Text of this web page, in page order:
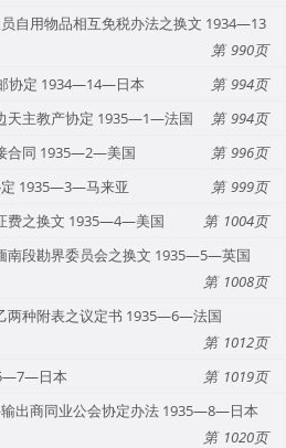
自用物品相互免税办法之换文 1934—13
990
协定 1934—14—日本
994
天主教产协定 1935—1—法国
994
合同 1935—2—美国
996
1935—3—马来亚
999
费之换文 1935—4—美国
1004
南段勘界委员会之换文 1935—5—英国
1008
两种附表之议定书 1935—6—法国
1012
日本
1019
出商同业公会协定办法 1935—8—日本
1020